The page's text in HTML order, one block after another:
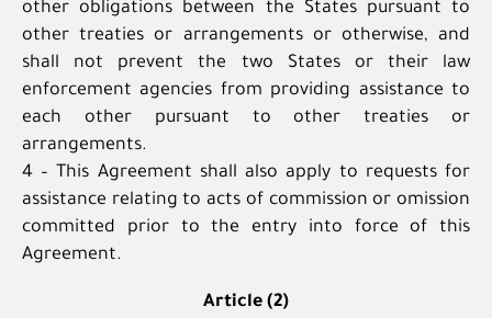
other obligations between the States pursuant to
other treaties or arrangements or otherwise, and
shall not prevent the two States or their law
enforcement agencies from providing assistance to
each other pursuant to other treaties or
arrangements.
4 – This Agreement shall also apply to requests for
assistance relating to acts of commission or omission
committed prior to the entry into force of this
Agreement.
Article (2)